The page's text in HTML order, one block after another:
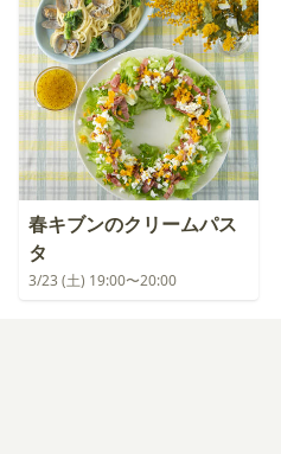
春キブンのクリームパス
タ
3/23 (土) 19:00〜20:00